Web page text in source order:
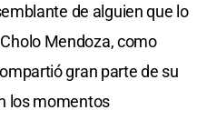
de alguien que lo
Mendoza, como
gran parte de su
los momentos